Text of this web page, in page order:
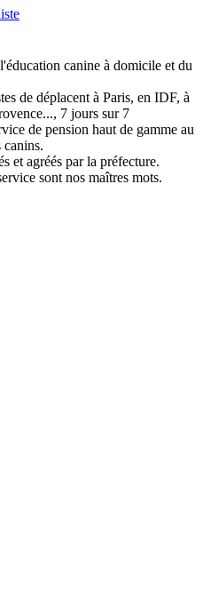
canine à domicile et du
de déplacent à Paris, en IDF, à
7 jours sur 7
de pension haut de gamme au
canins.
et agréés par la préfecture.
sont nos maîtres mots.